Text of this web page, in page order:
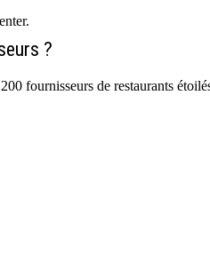
?
fournisseurs de restaurants